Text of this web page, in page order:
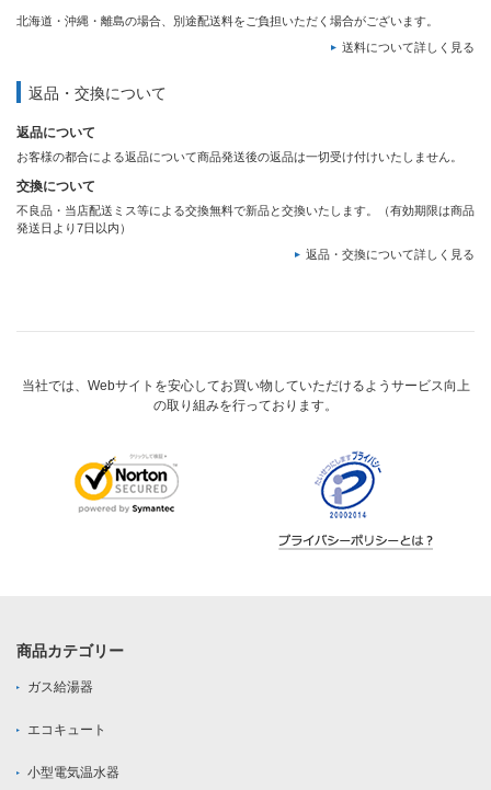
北海道・沖縄・離島の場合、別途配送料をご負担いただく場合がございます。
送料について詳しく見る
返品・交換について
返品について
お客様の都合による返品について商品発送後の返品は一切受け付けいたしません。
交換について
不良品・当店配送ミス等による交換無料で新品と交換いたします。（有効期限は商品
発送日より7日以内）
返品・交換について詳しく見る
当社では、Webサイトを安心してお買い物していただけるようサービス向上
の取り組みを行っております。
商品カテゴリー
ガス給湯器
エコキュート
小型電気温水器